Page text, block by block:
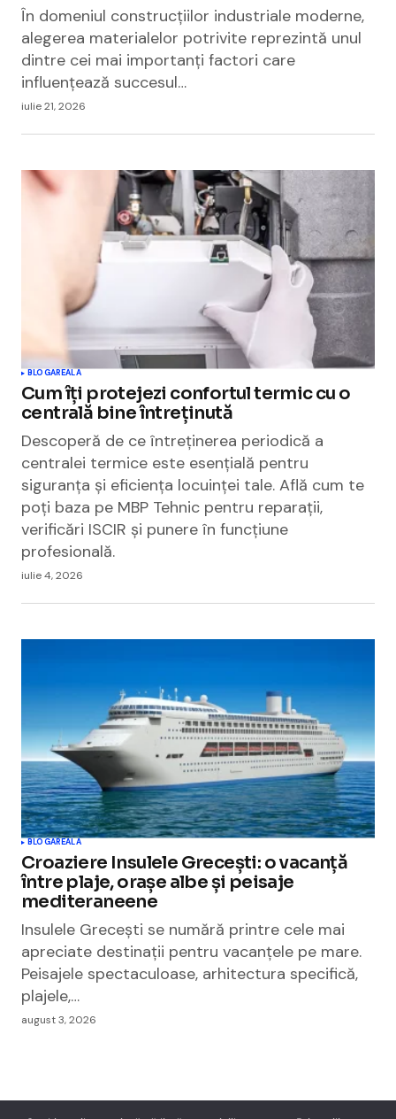
În domeniul construcțiilor industriale moderne,
alegerea materialelor potrivite reprezintă unul
dintre cei mai importanți factori care
influențează succesul…
iulie 21, 2026
BLOGAREALA
Cum îți protejezi confortul termic cu o
centrală bine întreținută
Descoperă de ce întreținerea periodică a
centralei termice este esențială pentru
siguranța și eficiența locuinței tale. Află cum te
poți baza pe MBP Tehnic pentru reparații,
verificări ISCIR și punere în funcțiune
profesională.
iulie 4, 2026
BLOGAREALA
Croaziere Insulele Grecești: o vacanță
între plaje, orașe albe și peisaje
mediteraneene
Insulele Grecești se numără printre cele mai
apreciate destinații pentru vacanțele pe mare.
Peisajele spectaculoase, arhitectura specifică,
plajele,…
august 3, 2026